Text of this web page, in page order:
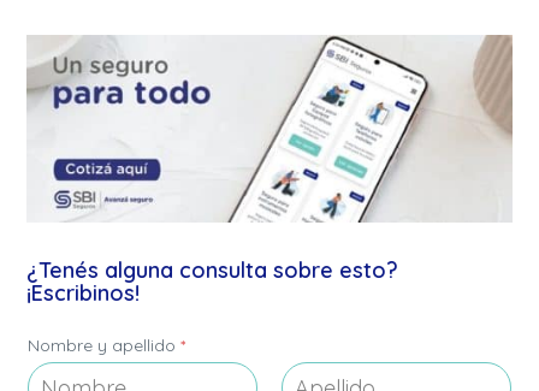
¿Tenés alguna consulta sobre esto?
¡Escribinos!
Nombre y apellido*